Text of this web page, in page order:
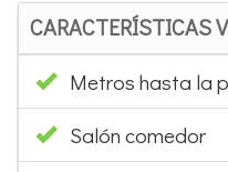
CARACTERÍSTICAS
Metros hasta la
Salón comedor